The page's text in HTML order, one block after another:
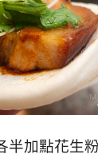
半加點花生